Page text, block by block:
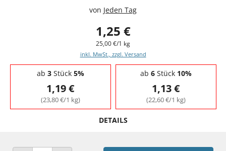
von Jeden Tag
1,25 €
25,00 €/1 kg
inkl. MwSt., zzgl. Versand
Staffelpreise - Mengenrabatt
ab 3Stück 5%
1,19 €
(23,80 €/1 kg)
ab 6Stück 10%
1,13 €
(22,60 €/1 kg)
DETAILS